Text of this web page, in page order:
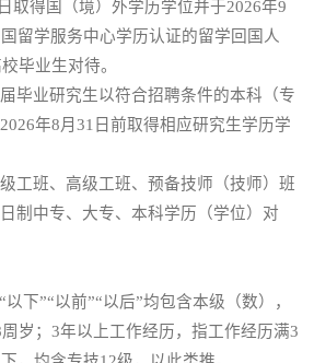
取得国（境）外学历学位并于2026年9
留学服务中心学历认证的留学回国人
毕业生对待。
毕业研究生以符合招聘条件的本科（专
年8月31日前取得相应研究生学历学
工班、高级工班、预备技师（技师）班
制中专、大专、本科学历（学位）对
下”“以前”“以后”均包含本级（数），
岁；3年以上工作经历，指工作经历满3